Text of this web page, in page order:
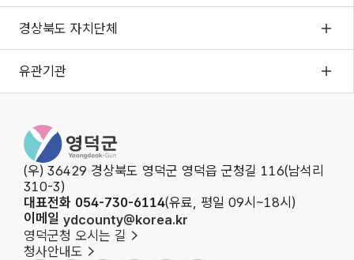
경상북도 자치단체
유관기관
영덕군청
(우) 36429 경상북도 영덕군 영덕읍 군청길 116(남석리
310-3)
대표전화 054-730-6114(유료, 평일 09시~18시)
이메일 ydcounty@korea.kr
영덕군청 오시는 길
청사안내도